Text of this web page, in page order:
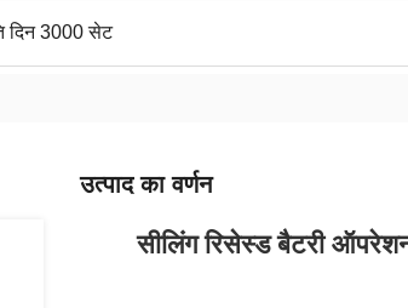
दिन 3000 सेट
उत्पाद का वर्णन
सीलिंग रिसेस्ड बैटरी